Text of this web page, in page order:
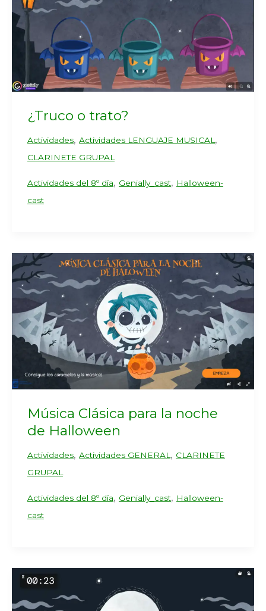
¿Truco o trato?
Actividades, Actividades LENGUAJE MUSICAL ,
CLARINETE GRUPAL
Actividades del 8º día, Genially_cast, Halloween-
cast
Música Clásica para la noche
de Halloween
Actividades, Actividades GENERAL, CLARINETE
GRUPAL
Actividades del 8º día, Genially_cast, Halloween-
cast